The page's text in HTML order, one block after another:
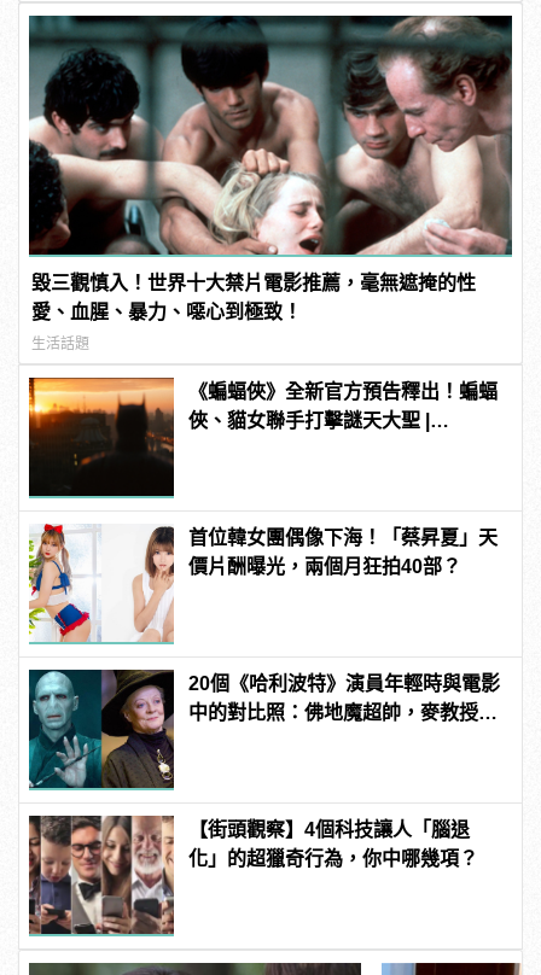
毀三觀慎入！世界十大禁片電影推薦，毫無遮掩的性
愛、血腥、暴力、噁心到極致！
生活話題
《蝙蝠俠》全新官方預告釋出！蝙蝠
俠、貓女聯手打擊謎天大聖 |
首位韓女團偶像下海！「蔡昇夏」天
價片酬曝光，兩個月狂拍40部？
20個《哈利波特》演員年輕時與電影
中的對比照：佛地魔超帥，麥教授根
【街頭觀察】4個科技讓人「腦退
化」的超獵奇行為，你中哪幾項？